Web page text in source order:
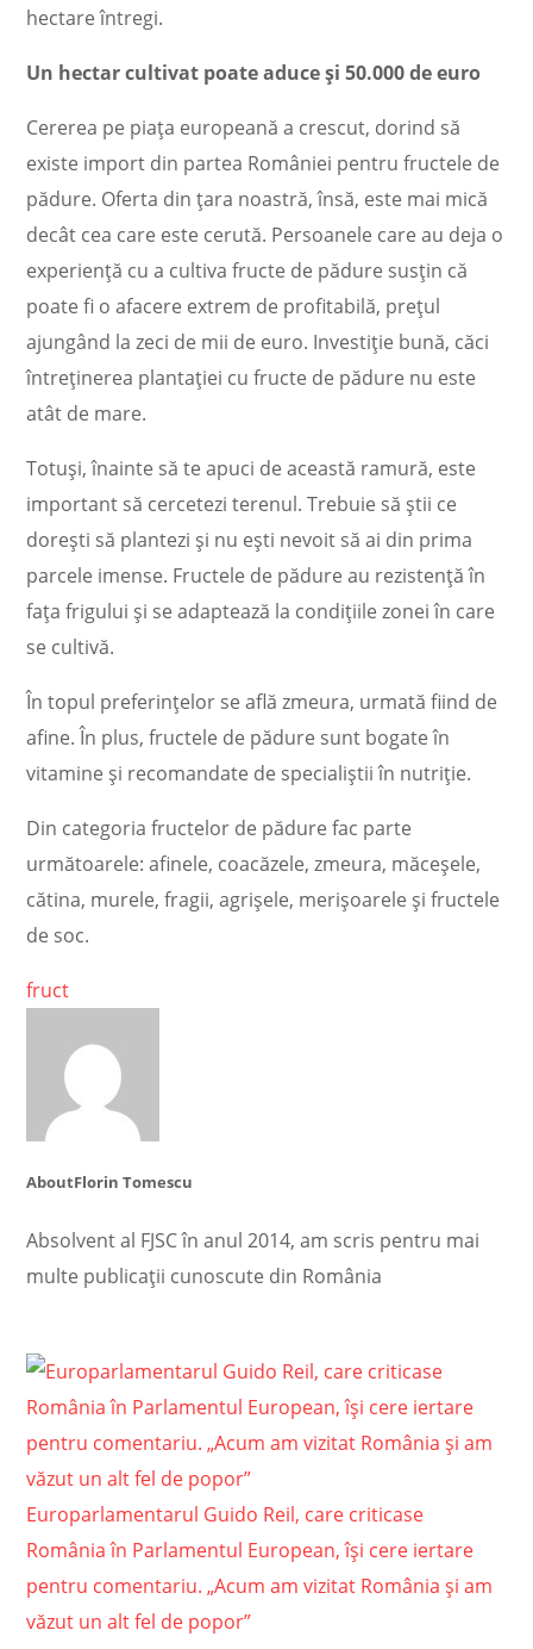
hectare întregi.
Un hectar cultivat poate aduce și 50.000 de euro
Cererea pe piața europeană a crescut, dorind să
existe import din partea României pentru fructele de
pădure. Oferta din țara noastră, însă, este mai mică
decât cea care este cerută. Persoanele care au deja o
experiență cu a cultiva fructe de pădure susțin că
poate fi o afacere extrem de profitabilă, prețul
ajungând la zeci de mii de euro. Investiție bună, căci
întreținerea plantației cu fructe de pădure nu este
atât de mare.
Totuși, înainte să te apuci de această ramură, este
important să cercetezi terenul. Trebuie să știi ce
dorești să plantezi și nu ești nevoit să ai din prima
parcele imense. Fructele de pădure au rezistență în
fața frigului și se adaptează la condițiile zonei în care
se cultivă.
În topul preferințelor se află zmeura, urmată fiind de
afine. În plus, fructele de pădure sunt bogate în
vitamine și recomandate de specialiștii în nutriție.
Din categoria fructelor de pădure fac parte
următoarele: afinele, coacăzele, zmeura, măceșele,
cătina, murele, fragii, agrișele, merișoarele și fructele
de soc.
fruct
AboutFlorin Tomescu
Absolvent al FJSC în anul 2014, am scris pentru mai
multe publicații cunoscute din România
Europarlamentarul Guido Reil, care criticase
România în Parlamentul European, își cere iertare
pentru comentariu. „Acum am vizitat România și am
văzut un alt fel de popor”